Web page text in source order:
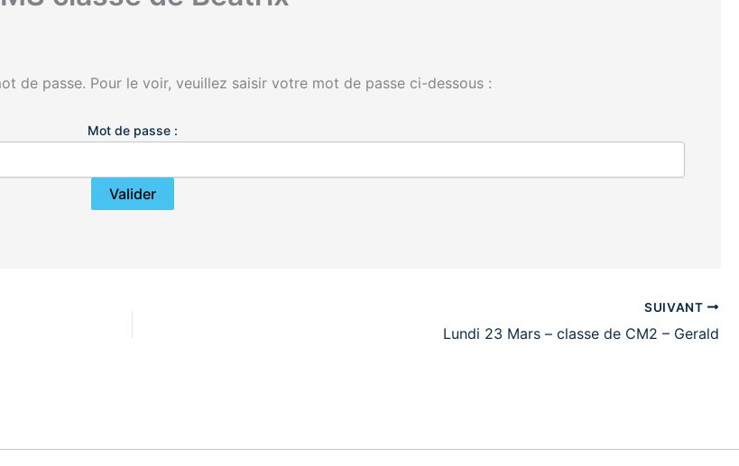
de passe. Pour le voir, veuillez saisir votre mot de passe ci-dessous :
Mot de passe :
SUIVANT
Lundi 23 Mars – classe de CM2 – Gerald